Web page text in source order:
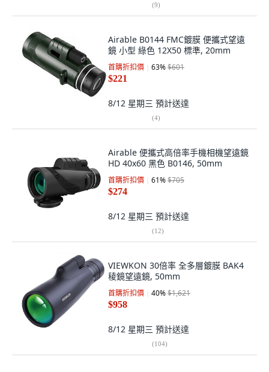
(9)
Airable B0144 FMC鍍膜 便攜式望遠
鏡 小型 綠色 12X50 標準, 20mm
首購折扣價 63%$601
$221
8/12 星期三 預計送達
(4)
Airable 便攜式高倍率手機相機望遠鏡
HD 40x60 黑色 B0146, 50mm
首購折扣價 61%$705
$274
8/12 星期三 預計送達
(12)
VIEWKON 30倍率 全多層鍍膜 BAK4
稜鏡望遠鏡, 50mm
首購折扣價 40%$1,621
$958
8/12 星期三 預計送達
(104)